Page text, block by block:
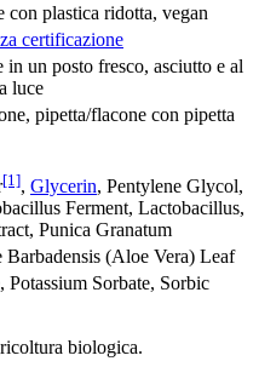
con plastica ridotta, vegan
certificazione
in un posto fresco, asciutto e al
luce
pipetta/flacone con pipetta
[1], Glycerin, Pentylene Glycol,
Ferment, Lactobacillus,
Punica Granatum
Barbadensis (Aloe Vera) Leaf
Potassium Sorbate, Sorbic
biologica.